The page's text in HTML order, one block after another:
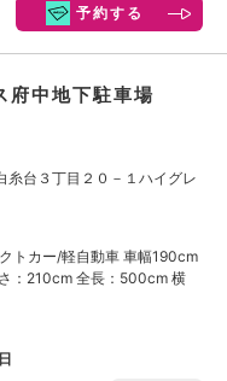
予約する
府中地下駐車場
糸台３丁目２０－１ハイグレ
トカー/軽自動車 車幅190cm
：210cm 全長：500cm 横